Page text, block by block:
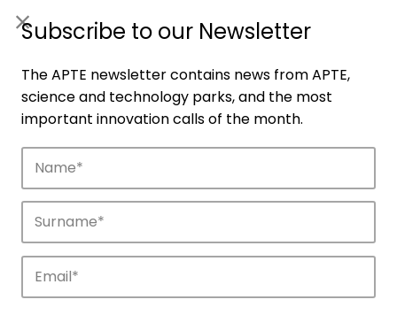
Companies
Discover the companies that drive
Subscribe to our Newsletter
The APTE newsletter contains news from APTE,
science and technology parks, and the most
important innovation calls of the month.